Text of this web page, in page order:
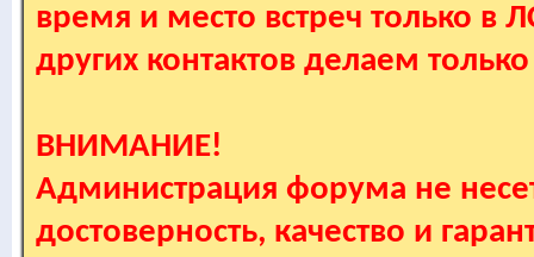
время и место встреч только в
других контактов делаем
ВНИМАНИЕ!
Администрация форума не
достоверность, качество и